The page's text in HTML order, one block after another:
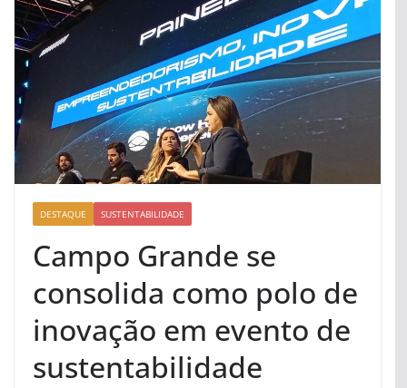
DESTAQUE SUSTENTABILIDADE
Campo Grande se
consolida como polo de
inovação em evento de
sustentabilidade